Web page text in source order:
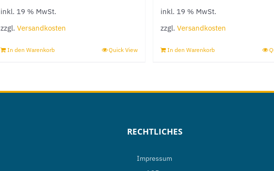
inkl. 19 % MwSt.
zzgl.Versandkosten
In den Warenkorb Quick View
inkl. 19 % MwSt.
zzgl.Versandkosten
In den Warenkorb
RECHTLICHES
Impressum